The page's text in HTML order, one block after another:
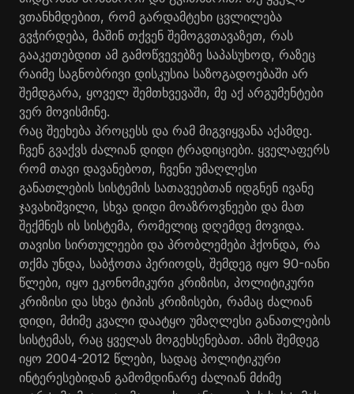
ვთანხმდებით, რომ გარდამტეხი ცვლილება
გვჭირდება, მაშინ თქვენ შემოგვთავაზეთ, რას
გააკეთებდით ამ გამოწვევებზე საპასუხოდ, რაზეც
რაიმე საგნობრივი დისკუსია საზოგადოებაში არ
შემდგარა, ყოველ შემთხვევაში, მე აქ არგუმენტები
ვერ მოვისმინე.
რაც შეეხება პროცესს და რამ მიგვიყვანა აქამდე.
ჩვენ გვაქვს ძალიან დიდი ტრადიციები. ყველაფერს
რომ თავი დავანებოთ, ჩვენი უმაღლესი
განათლების სისტემის სათავეებთან იდგნენ ივანე
ჯავახიშვილი, სხვა დიდი მოაზროვნეები და მათ
შექმნეს ის სისტემა, რომელიც დღემდე მოვიდა.
თავისი სირთულეები და პრობლემები ჰქონდა, რა
თქმა უნდა, საბჭოთა პერიოდს, შემდეგ იყო 90-იანი
წლები, იყო ეკონომიკური კრიზისი, პოლიტიკური
კრიზისი და სხვა ტიპის კრიზისები, რამაც ძალიან
დიდი, მძიმე კვალი დაატყო უმაღლესი განათლების
სისტემას, რაც ყველას მოგეხსენებათ. ამის შემდეგ
იყო 2004-2012 წლები, სადაც პოლიტიკური
ინტერესებიდან გამომდინარე ძალიან მძიმე